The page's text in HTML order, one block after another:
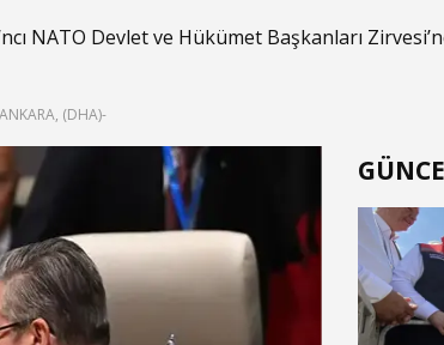
NATO Devlet ve Hükümet Başkanları
(DHA)-